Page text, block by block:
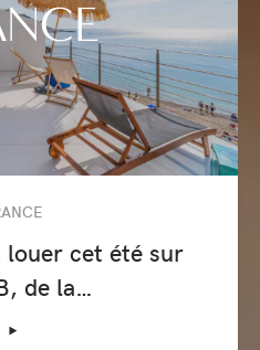
louer cet été sur
de la…
‣